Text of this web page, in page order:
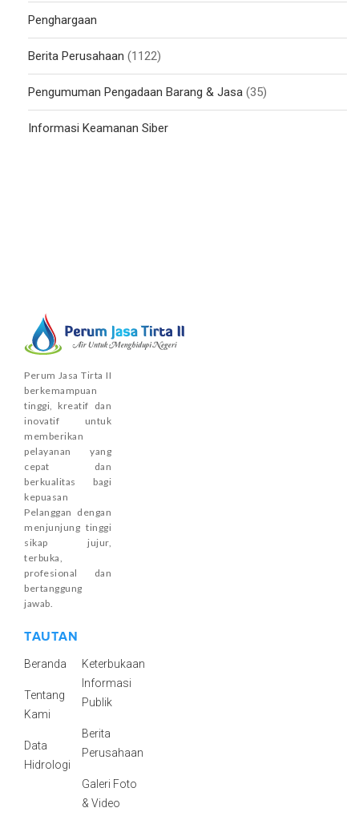
Penghargaan
Berita Perusahaan (1122)
Pengumuman Pengadaan Barang & Jasa (35)
Informasi Keamanan Siber
Perum Jasa Tirta II
berkemampuan
tinggi, kreatif dan
inovatif untuk
memberikan
pelayanan yang
cepat dan
berkualitas bagi
kepuasan
Pelanggan dengan
menjunjung tinggi
sikap jujur,
terbuka,
profesional dan
bertanggung
jawab.
TAUTAN
Beranda
Tentang
Kami
Data
Hidrologi
Keterbukaan
Informasi
Publik
Berita
Perusahaan
Galeri Foto
& Video